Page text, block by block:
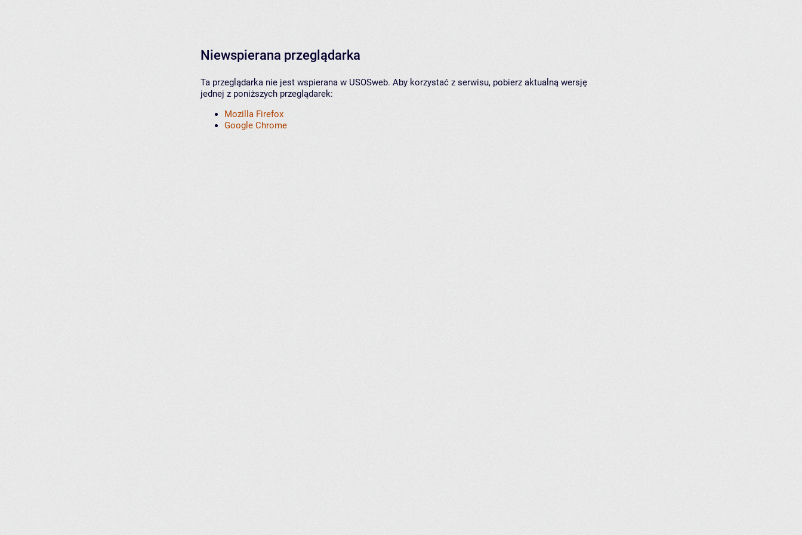
Niewspierana przeglądarka
Ta przeglądarka nie jest wspierana w USOSweb. Aby korzystać z serwisu, pobierz aktualną wersję
jednej z poniższych przeglądarek:
Mozilla Firefox
Google Chrome